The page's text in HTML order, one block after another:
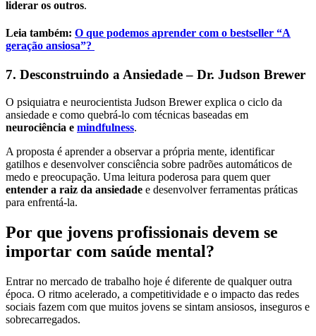
liderar os outros.
Leia também: O que podemos aprender com o bestseller “A
geração ansiosa”?
7. Desconstruindo a Ansiedade – Dr. Judson Brewer
O psiquiatra e neurocientista Judson Brewer explica o ciclo da
ansiedade e como quebrá-lo com técnicas baseadas em
neurociência e mindfulness.
A proposta é aprender a observar a própria mente, identificar
gatilhos e desenvolver consciência sobre padrões automáticos de
medo e preocupação. Uma leitura poderosa para quem quer
entender a raiz da ansiedade e desenvolver ferramentas práticas
para enfrentá-la.
Por que jovens profissionais devem se
importar com saúde mental?
Entrar no mercado de trabalho hoje é diferente de qualquer outra
época. O ritmo acelerado, a competitividade e o impacto das redes
sociais fazem com que muitos jovens se sintam ansiosos, inseguros e
sobrecarregados.